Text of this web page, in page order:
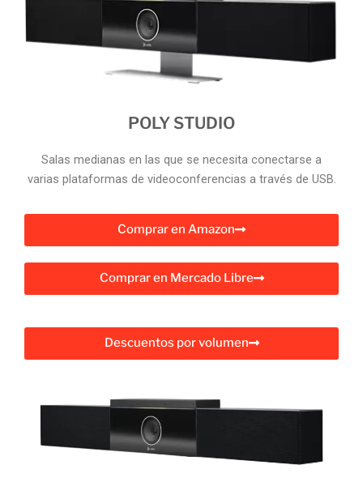
POLY STUDIO
Salas medianas en las que se necesita conectarse a
varias plataformas de videoconferencias a través de USB.
Comprar en Amazon
Comprar en Mercado Libre
Descuentos por volumen